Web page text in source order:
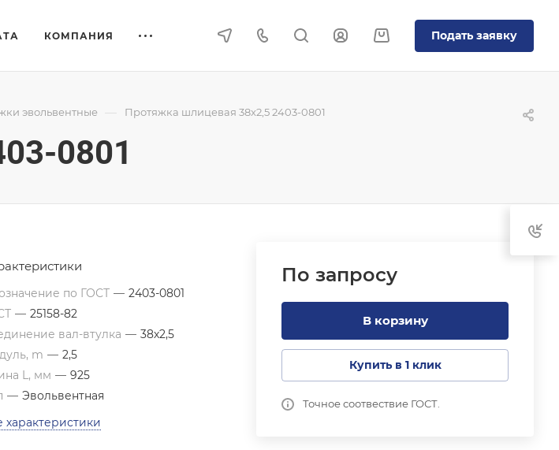
КОМПАНИЯ Подать заявку
эвольвентные — Протяжка шлицевая 38x2,5 2403-0801
0801
По запросу
В корзину
Купить в 1 клик
Точное соотвествие ГОСТ.
по ГОСТ — 2403-0801
— 25158-82
вал-втулка — 38х2,5
m — 2,5
L, мм — 925
— Эвольвентная
характеристики